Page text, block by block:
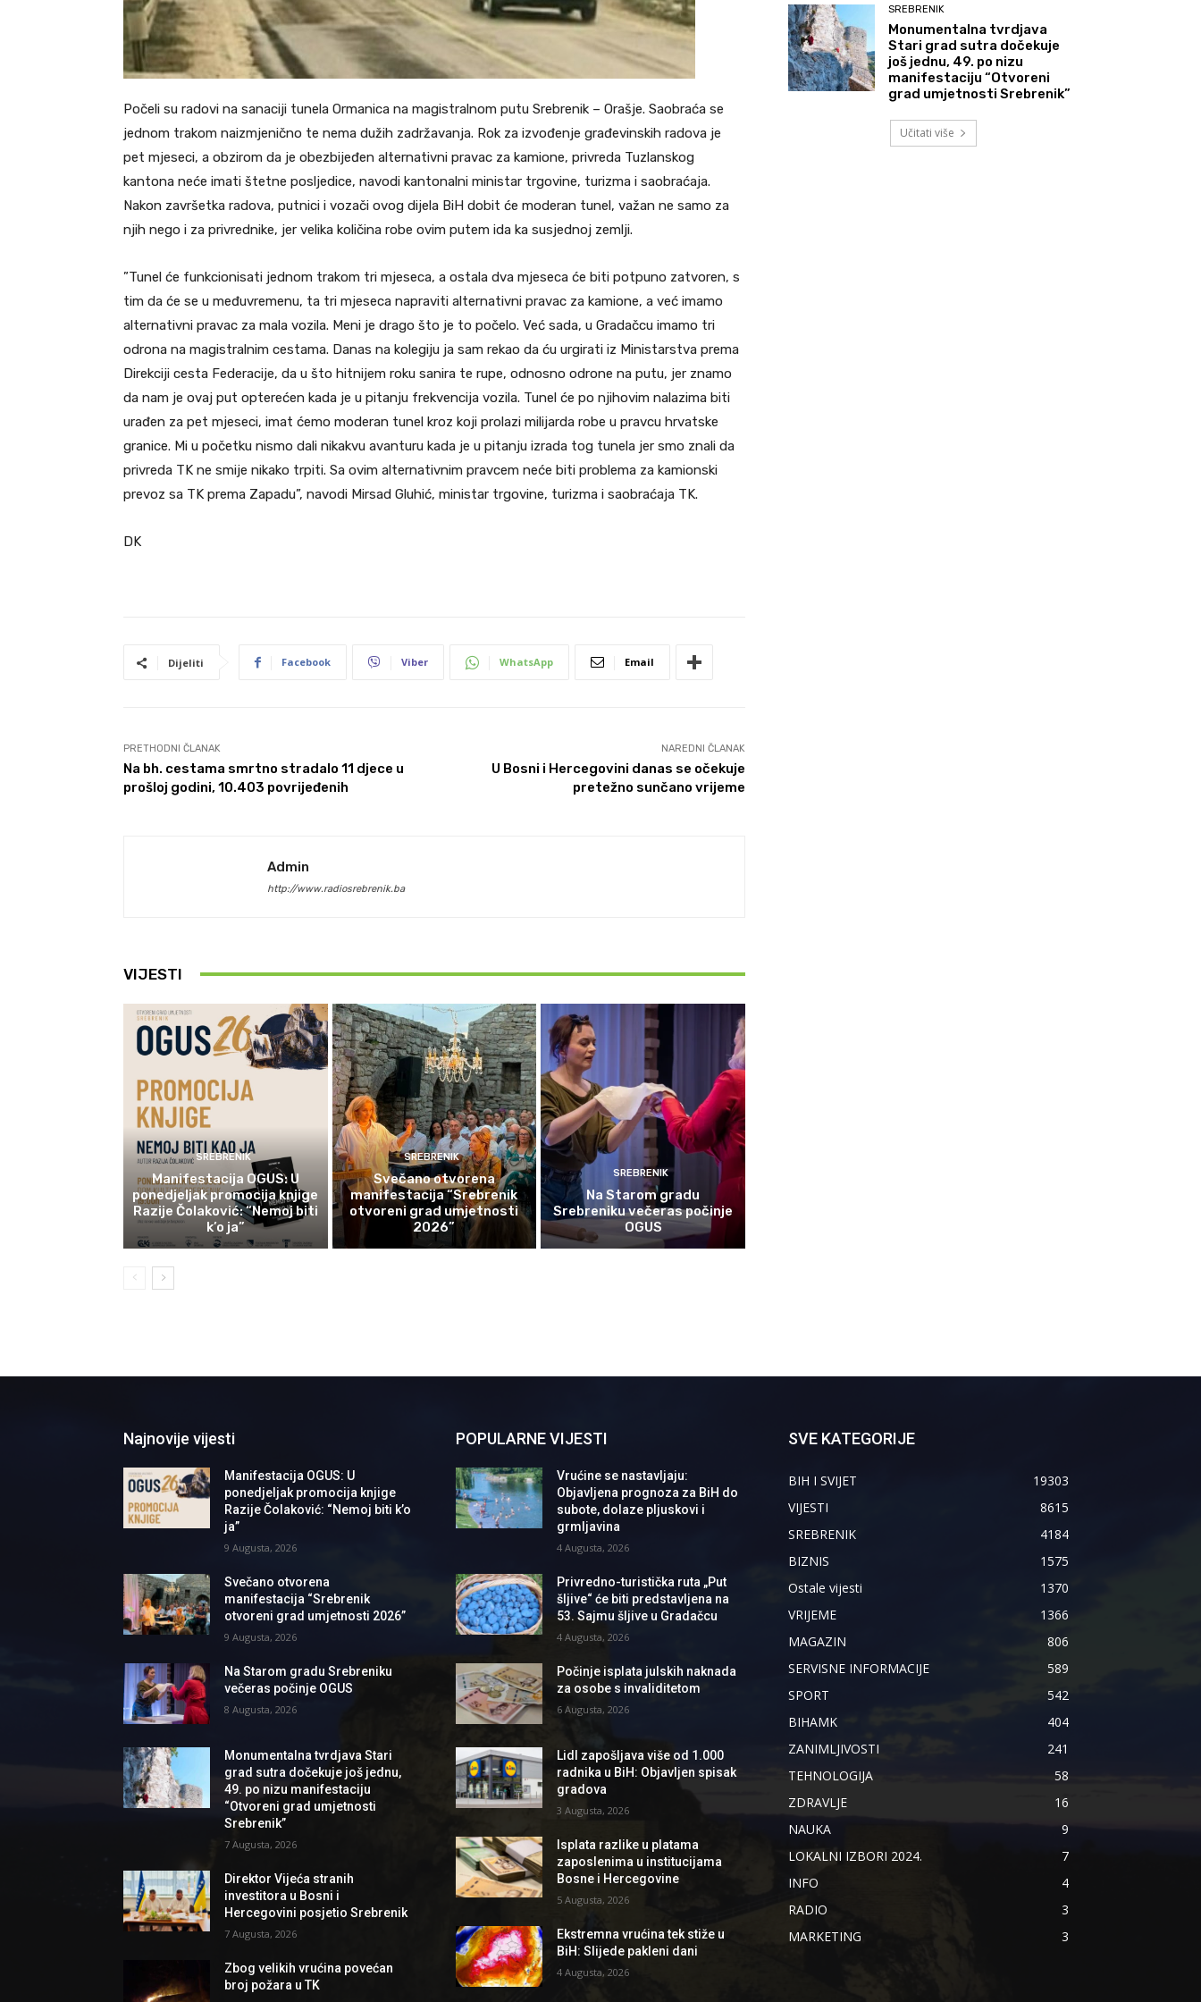
Počeli su radovi na sanaciji tunela Ormanica na magistralnom putu Srebrenik – Orašje. Saobraća se
jednom trakom naizmjenično te nema dužih zadržavanja. Rok za izvođenje građevinskih radova je
pet mjeseci, a obzirom da je obezbijeđen alternativni pravac za kamione, privreda Tuzlanskog
kantona neće imati štetne posljedice, navodi kantonalni ministar trgovine, turizma i saobraćaja.
Nakon završetka radova, putnici i vozači ovog dijela BiH dobit će moderan tunel, važan ne samo za
njih nego i za privrednike, jer velika količina robe ovim putem ida ka susjednoj zemlji.
”Tunel će funkcionisati jednom trakom tri mjeseca, a ostala dva mjeseca će biti potpuno zatvoren, s
tim da će se u međuvremenu, ta tri mjeseca napraviti alternativni pravac za kamione, a već imamo
alternativni pravac za mala vozila. Meni je drago što je to počelo. Već sada, u Gradačcu imamo tri
odrona na magistralnim cestama. Danas na kolegiju ja sam rekao da ću urgirati iz Ministarstva prema
Direkciji cesta Federacije, da u što hitnijem roku sanira te rupe, odnosno odrone na putu, jer znamo
da nam je ovaj put opterećen kada je u pitanju frekvencija vozila. Tunel će po njihovim nalazima biti
urađen za pet mjeseci, imat ćemo moderan tunel kroz koji prolazi milijarda robe u pravcu hrvatske
granice. Mi u početku nismo dali nikakvu avanturu kada je u pitanju izrada tog tunela jer smo znali da
privreda TK ne smije nikako trpiti. Sa ovim alternativnim pravcem neće biti problema za kamionski
prevoz sa TK prema Zapadu”, navodi Mirsad Gluhić, ministar trgovine, turizma i saobraćaja TK.
DK
Dijeliti Facebook Viber WhatsApp Email
PRETHODNI ČLANAK
Na bh. cestama smrtno stradalo 11 djece u
prošloj godini, 10.403 povrijeđenih
NAREDNI ČLANAK
U Bosni i Hercegovini danas se očekuje
pretežno sunčano vrijeme
Admin
http://www.radiosrebrenik.ba
VIJESTI
SREBRENIK
Manifestacija OGUS: U
ponedjeljak promocija knjige
Razije Čolaković: “Nemoj biti
k’o ja”
SREBRENIK
Svečano otvorena
manifestacija “Srebrenik
otvoreni grad umjetnosti
2026”
SREBRENIK
Na Starom gradu
Srebreniku večeras počinje
OGUS
SREBRENIK
Monumentalna tvrdjava
Stari grad sutra dočekuje
još jednu, 49. po nizu
manifestaciju “Otvoreni
grad umjetnosti Srebrenik”
Učitati više
Najnovije vijesti
Manifestacija OGUS: U
ponedjeljak promocija knjige
Razije Čolaković: “Nemoj biti k’o
ja”
9 Augusta, 2026
Svečano otvorena
manifestacija “Srebrenik
otvoreni grad umjetnosti 2026”
9 Augusta, 2026
Na Starom gradu Srebreniku
večeras počinje OGUS
8 Augusta, 2026
Monumentalna tvrdjava Stari
grad sutra dočekuje još jednu,
49. po nizu manifestaciju
“Otvoreni grad umjetnosti
Srebrenik”
7 Augusta, 2026
Direktor Vijeća stranih
investitora u Bosni i
Hercegovini posjetio Srebrenik
7 Augusta, 2026
Zbog velikih vrućina povećan
broj požara u TK
POPULARNE VIJESTI
Vrućine se nastavljaju:
Objavljena prognoza za BiH do
subote, dolaze pljuskovi i
grmljavina
4 Augusta, 2026
Privredno-turistička ruta „Put
šljive“ će biti predstavljena na
53. Sajmu šljive u Gradačcu
4 Augusta, 2026
Počinje isplata julskih naknada
za osobe s invaliditetom
6 Augusta, 2026
Lidl zapošljava više od 1.000
radnika u BiH: Objavljen spisak
gradova
3 Augusta, 2026
Isplata razlike u platama
zaposlenima u institucijama
Bosne i Hercegovine
5 Augusta, 2026
Ekstremna vrućina tek stiže u
BiH: Slijede pakleni dani
4 Augusta, 2026
SVE KATEGORIJE
BIH I SVIJET
19303
VIJESTI
8615
SREBRENIK
4184
BIZNIS
1575
Ostale vijesti
1370
VRIJEME
1366
MAGAZIN
806
SERVISNE INFORMACIJE
589
SPORT
542
BIHAMK
404
ZANIMLJIVOSTI
241
TEHNOLOGIJA
58
ZDRAVLJE
16
NAUKA
9
LOKALNI IZBORI 2024.
7
INFO
4
RADIO
3
MARKETING
3